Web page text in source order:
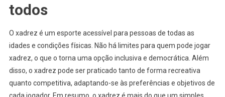
todos
O xadrez é um esporte acessível para pessoas de todas as
idades e condições físicas. Não há limites para quem pode jogar
xadrez, o que o torna uma opção inclusiva e democrática. Além
disso, o xadrez pode ser praticado tanto de forma recreativa
quanto competitiva, adaptando-se às preferências e objetivos de